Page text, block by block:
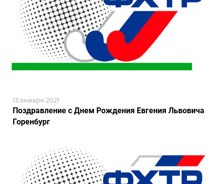
Поздравление с Днем Рождения Евгения Львовича
Горенбург
13 января 2021